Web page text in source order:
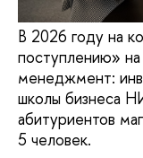
В 2026 году на
поступлению»
менеджмент:
школы бизнеса
абитуриентов
5 человек.